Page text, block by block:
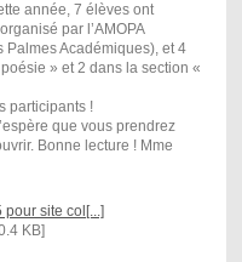
année, 7 élèves ont
par l’AMOPA
Palmes Académiques), et 4
» et 2 dans la section «
participants !
que vous prendrez
Bonne lecture ! Mme
pour site col[...]
KB]